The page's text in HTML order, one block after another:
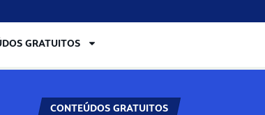
GRATUITOS
CONTEÚDOS GRATUITOS